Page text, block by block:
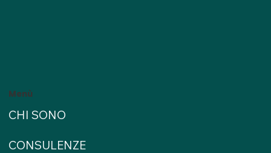
Menù
CHI SONO
CONSULENZE